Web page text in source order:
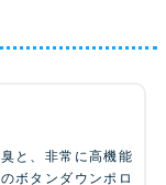
と、非常に高機能
ボタンダウンポロ